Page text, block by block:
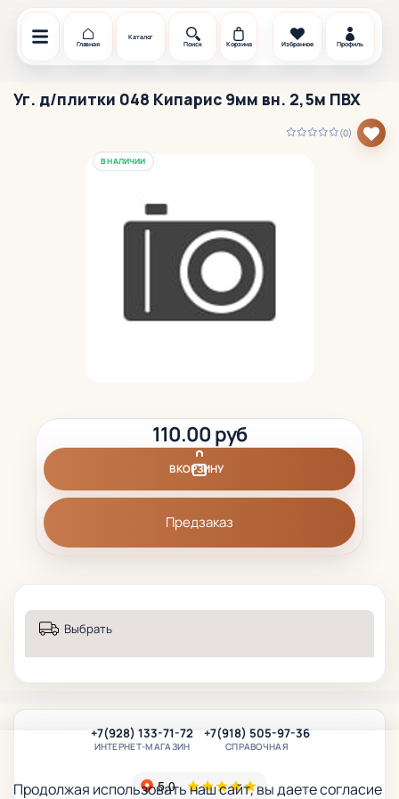
Главная
Каталог
Поиск
Корзина Избранное Профиль
Уг. д/плитки 048 Кипарис 9мм вн. 2,5м ПВХ
(0)
В НАЛИЧИИ
110.00 руб
В КОРЗИНУ
Предзаказ
Выбрать
+7(928) 133-71-72
ИНТЕРНЕТ-МАГАЗИН
+7(918) 505-97-36
СПРАВОЧНАЯ
Продолжая использовать наш сайт, вы даете согласие